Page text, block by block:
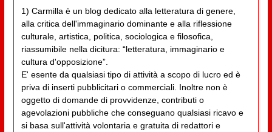
1) Carmilla è un blog dedicato alla letteratura di genere,
alla critica dell'immaginario dominante e alla riflessione
culturale, artistica, politica, sociologica e filosofica,
riassumibile nella dicitura: “letteratura, immaginario e
cultura d'opposizione”.
E' esente da qualsiasi tipo di attività a scopo di lucro ed è
priva di inserti pubblicitari o commerciali. Inoltre non è
oggetto di domande di provvidenze, contributi o
agevolazioni pubbliche che conseguano qualsiasi ricavo e
si basa sull'attività volontaria e gratuita di redattori e